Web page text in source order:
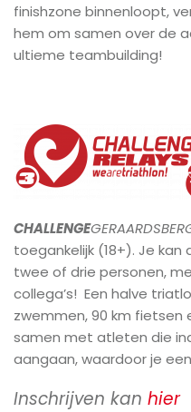
finishzone binnenloopt,
hem om samen over de
ultieme teambuilding!
CHALLENGE
toegankelijk (18+). Je
twee of drie personen,
collega’s! Een halve
zwemmen, 90 km fietsen
samen met atleten die
aangaan, waardoor je
Inschrijven kan hier